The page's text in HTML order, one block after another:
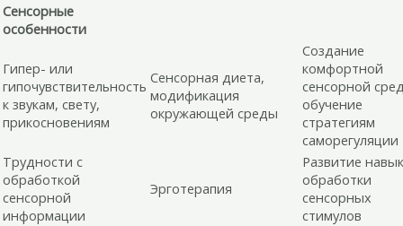
Сенсорные
особенности
Гипер- или
гипочувствительность
к звукам, свету,
прикосновениям
Сенсорная диета,
модификация
окружающей среды
Создание
комфортной
сенсорной
обучение
стратегиям
саморегуляции
Трудности с
обработкой
сенсорной
информации
Эрготерапия
Развитие
обработки
сенсорных
стимулов